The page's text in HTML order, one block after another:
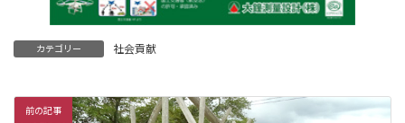
カテゴリー 社会貢献
前の記事